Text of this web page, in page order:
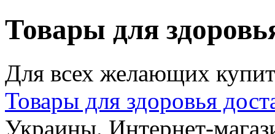
Товары для
Для всех желающих
Товары для здоровья
Украины. Интернет-